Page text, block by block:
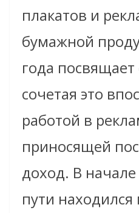
плакатов и
бумажной
года
сочетая это
работой в
приносящей
доход. В начале
пути